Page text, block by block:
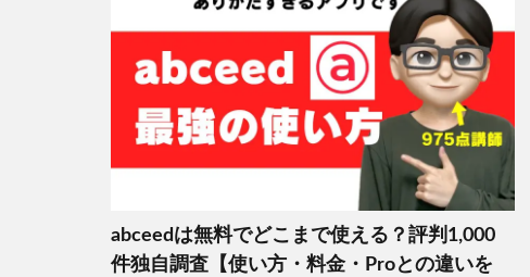
abceedは無料でどこまで使える？評判1,000
件独自調査【使い方・料金・Proとの違いを